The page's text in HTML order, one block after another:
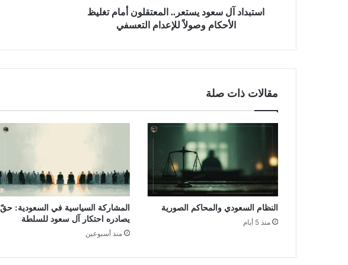
استبداد آل سعود يستعر.. المعتقلون أمام تغليظ
الأحكام وصولاً للإعدام التعسفي
مقالات ذات صلة
النظام السعودي والمحاكم الصورية
منذ 5 أيام
المشاركة السياسية في السعودية: حقّ
يصادره احتكار آل سعود للسلطة
منذ أسبوعين